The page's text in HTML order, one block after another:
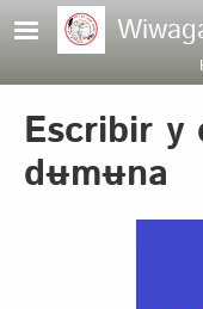
Pasar al contenido
Escribir y
dʉmʉna